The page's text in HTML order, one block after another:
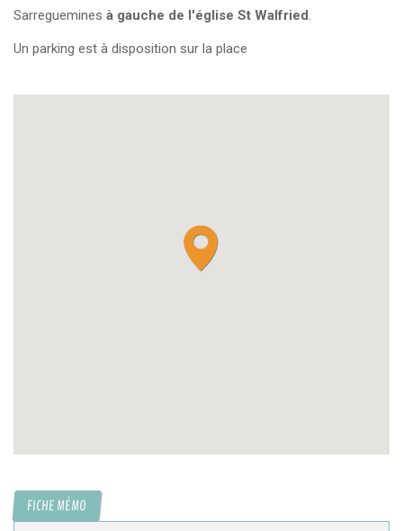
Sarreguemines à gauche de l'église St Walfried.
Un parking est à disposition sur la place
FICHE MÉMO